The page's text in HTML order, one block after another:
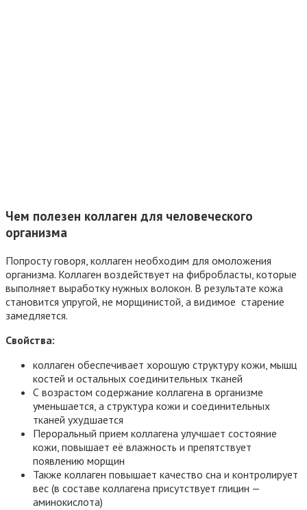
Чем полезен коллаген для человеческого
организма
Попросту говоря, коллаген необходим для омоложения
организма. Коллаген воздействует на фибробласты, которые
выполняет выработку нужных волокон. В результате кожа
становится упругой, не морщинистой, а видимое старение
замедляется.
Свойства:
коллаген обеспечивает хорошую структуру кожи, мышц
костей и остальных соединительных тканей
С возрастом содержание коллагена в организме
уменьшается, а структура кожи и соединительных
тканей ухудшается
Пероральный прием коллагена улучшает состояние
кожи, повышает её влажность и препятствует
появлению морщин
Также коллаген повышает качество сна и контролирует
вес (в составе коллагена присутствует глицин —
аминокислота)